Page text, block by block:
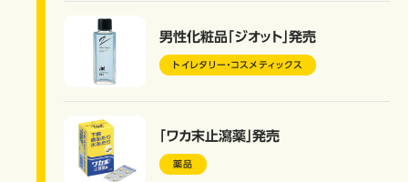
男性化粧品「ジオット」発売
トイレタリー・コスメティックス
「ワカ末止瀉薬」発売
薬品